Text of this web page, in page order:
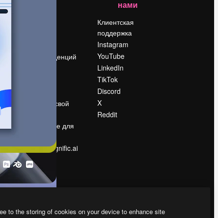
Поиск тенденций
Продайте свой
Помещение для
Ищете magnific.ai
нами
Клиентская
поддержка
Instagram
YouTube
LinkedIn
TikTok
Discord
X
Reddit
to the storing of cookies on your device to enhance site